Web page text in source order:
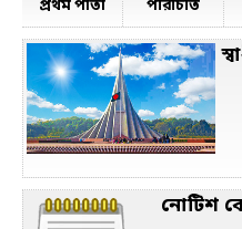
প্রথম পাতা পরিচিতি
নোটিশ